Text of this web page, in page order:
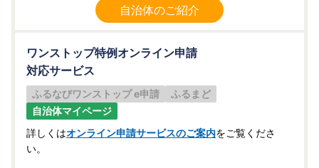
自治体のご紹介
ワンストップ特例オンライン申請
対応サービス
ふるなびワンストップ e申請
ふるまど
自治体マイページ
詳しくはオンライン申請サービスのご案内をご覧くださ
い。